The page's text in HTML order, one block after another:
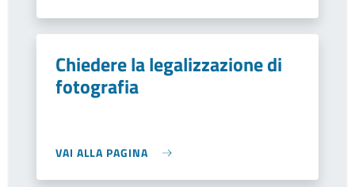
Chiedere la legalizzazione di
fotografia
VAI ALLA PAGINA